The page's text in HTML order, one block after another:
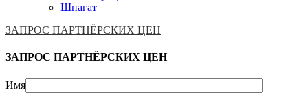
Шпагат
ЗАПРОС ПАРТНЁРСКИХ ЦЕН
ЗАПРОС ПАРТНЁРСКИХ ЦЕН
Имя